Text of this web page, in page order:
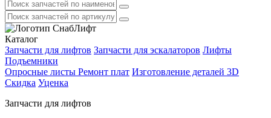
Каталог
Запчасти для лифтов Запчасти для эскалаторов Лифты
Подъемники
Опросные листы Ремонт плат Изготовление деталей 3D
Скидка Уценка
Запчасти для лифтов